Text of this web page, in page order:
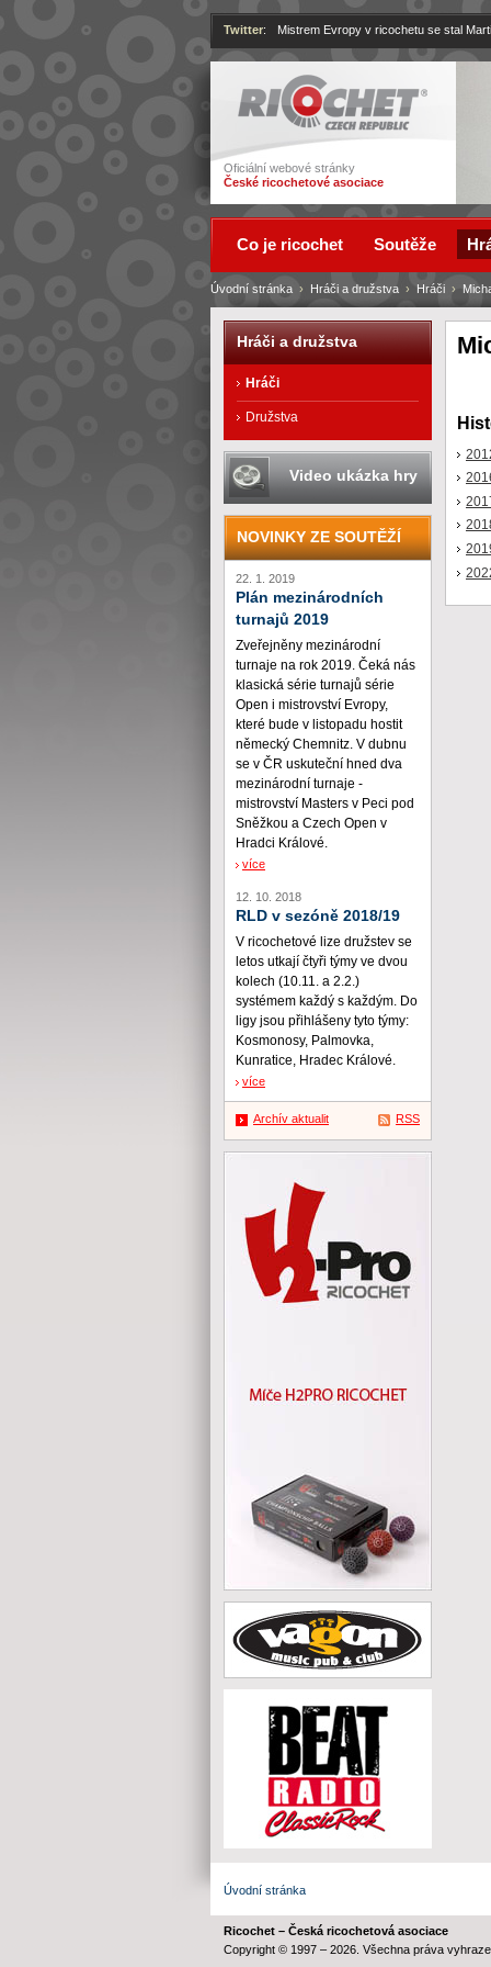
Ricochet
Oficiální webové stránky
České ricochetové asociace
Twitter: Mistrem Evropy v ricochetu se stal
Úvodní stránka › Hráči a družstva › Hráči ›
Co je ricochet Soutěže
Hráči a družstva
Hráči
Družstva
Video ukázka hry
NOVINKY ZE SOUTĚŽÍ
22. 1. 2019
Plán mezinárodních
turnajů 2019
Zveřejněny mezinárodní
turnaje na rok 2019. Čeká nás
klasická série turnajů série
Open i mistrovství Evropy,
které bude v listopadu hostit
německý Chemnitz. V dubnu
se v ČR uskuteční hned dva
mezinárodní turnaje -
mistrovství Masters v Peci pod
Sněžkou a Czech Open v
Hradci Králové.
více
12. 10. 2018
RLD v sezóně 2018/19
V ricochetové lize družstev se
letos utkají čtyři týmy ve dvou
kolech (10.11. a 2.2.)
systémem každý s každým. Do
ligy jsou přihlášeny tyto týmy:
Kosmonosy, Palmovka,
Kunratice, Hradec Králové.
více
Archív aktualit RSS
Úvodní stránka
Ricochet – Česká ricochetová asociace
Copyright © 1997 – 2026. Všechna práva